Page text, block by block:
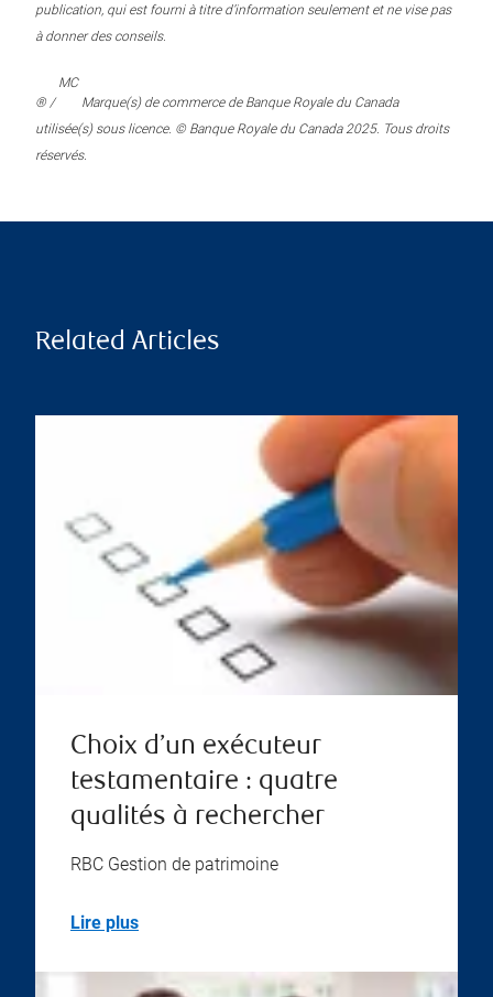
publication, qui est fourni à titre d’information seulement et ne vise pas
à donner des conseils.
® /
MC
Marque(s) de commerce de Banque Royale du Canada
utilisée(s) sous licence. © Banque Royale du Canada 2025. Tous droits
réservés.
Related Articles
Choix d’un exécuteur
testamentaire : quatre
qualités à rechercher
RBC Gestion de patrimoine
Lire plus